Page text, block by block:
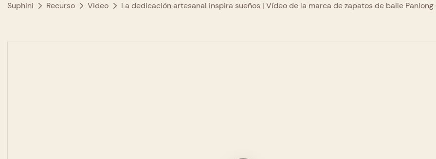
Suphini Recurso Video La dedicación artesanal inspira sueños | Vídeo de la marca de zapatos de baile Panlong